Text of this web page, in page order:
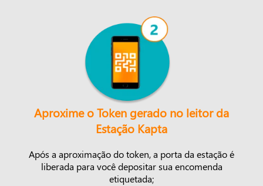
Aproxime o Token gerado no leitor da
Estação Kapta
Após a aproximação do token, a porta da estação é
liberada para você depositar sua encomenda
etiquetada;